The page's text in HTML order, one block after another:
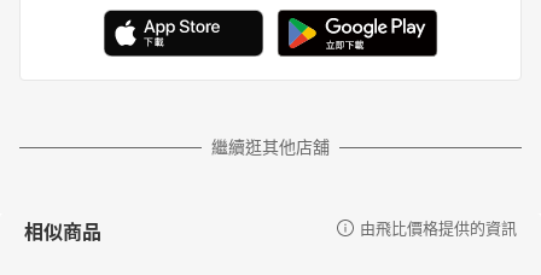
072坐火車
078十二生肖
繼續逛其他店舖
相似商品 由飛比價格提供的資訊